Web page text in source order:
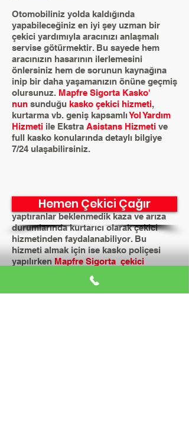
Otomobiliniz yolda kaldığında
yapabileceğiniz en iyi şey uzman bir
çekici yardımıyla aracınızı anlaşmalı
servise götürmektir. Bu sayede hem
aracınızın hasarının ilerlemesini
önlersiniz hem de sorunun kaynağına
inip bir daha yaşamanızın önüne geçmiş
olursunuz. Mapfre Sigorta Kasko'
nun sunduğu kasko çekici hizmeti,
kurtarma vb. geniş kapsamlıYol Yardım
Hizmeti ile Ekstra Asistans Hizmeti ve
full kasko konularında detaylı bilgiye
7/24 ulaşabilirsiniz.
Mapfre Sigorta Kasko sigortası
yaptıranlar beklenmedik kaza ve arıza
durumlarında kurtarıcı olarak çekici
hizmetinden faydalanabiliyor. Bu
hizmeti almak için ise kasko poliçesi
yapılırken Mapfre Sigorta çekici
edilmesi ve eklettirilmesi gerekiyor.
Mapfre Sigorta ASSISTANS
Hemen Çekici Çağır